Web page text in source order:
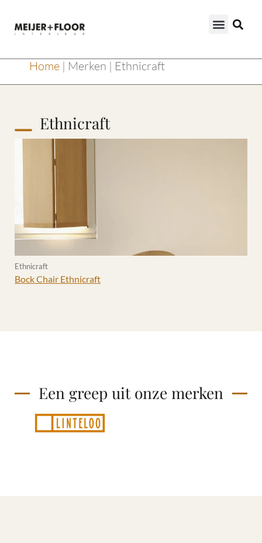
Home | Merken | Ethnicraft
Ethnicraft
Ethnicraft
Bock Chair Ethnicraft
Een greep uit onze merken